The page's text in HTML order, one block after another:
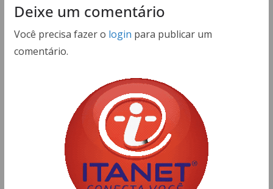
Deixe um comentário
Você precisa fazer o login para publicar um
comentário.